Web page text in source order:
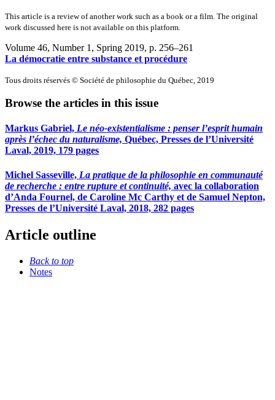
This article is a review of another work such as a book or a film. The original
work discussed here is not available on this platform.
Volume 46, Number 1, Spring 2019, p. 256–261
La démocratie entre substance et procédure
Tous droits réservés © Société de philosophie du Québec, 2019
Browse the articles in this issue
Markus Gabriel, Le néo-existentialisme : penser l’esprit humain
après l’échec du naturalisme, Québec, Presses de l’Université
Laval, 2019, 179 pages
Michel Sasseville, La pratique de la philosophie en communauté
de recherche : entre rupture et continuité, avec la collaboration
d’Anda Fournel, de Caroline Mc Carthy et de Samuel Nepton,
Presses de l’Université Laval, 2018, 282 pages
Article outline
Back to top
Notes